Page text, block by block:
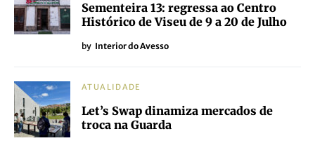
Sementeira 13: regressa ao Centro
Histórico de Viseu de 9 a 20 de Julho
by Interior do Avesso
ATUALIDADE
Let’s Swap dinamiza mercados de
troca na Guarda